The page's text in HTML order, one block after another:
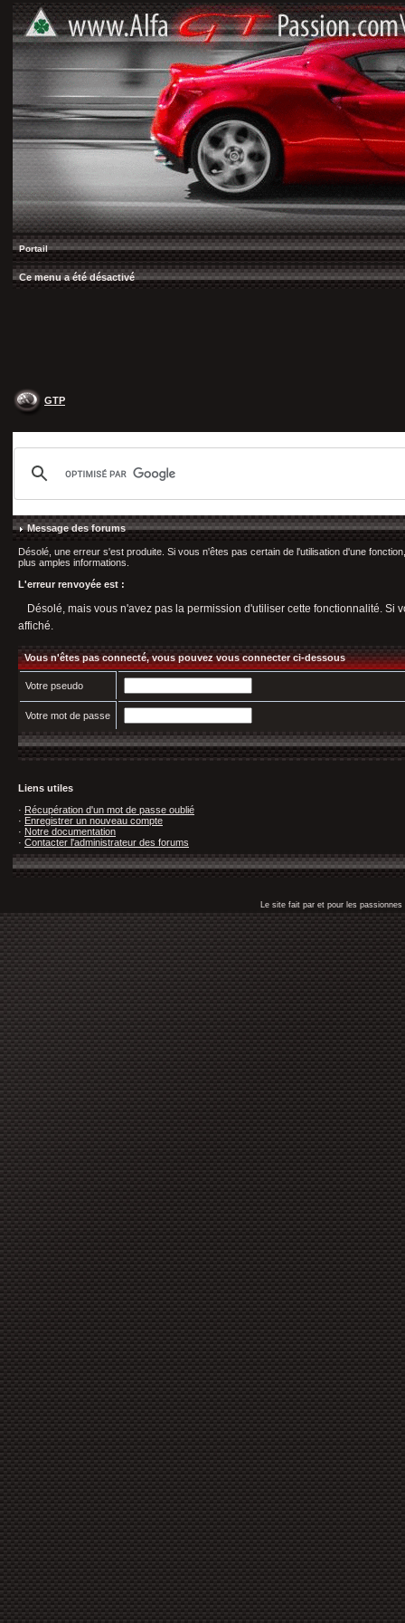
Portail
Ce menu a été désactivé
GTP
Message des forums
Désolé, une erreur s'est produite. Si vous n'êtes pas certain de l'utilisation d'une
plus amples informations.
L'erreur renvoyée est :
Désolé, mais vous n'avez pas la permission d'utiliser cette fonctionnalité.
affiché.
Vous n'êtes pas connecté, vous pouvez vous connecter ci-dessous
Votre pseudo
Votre mot de passe
Liens utiles
· Récupération d'un mot de passe oublié
· Enregistrer un nouveau compte
· Notre documentation
· Contacter l'administrateur des forums
Le site fait par et pour les